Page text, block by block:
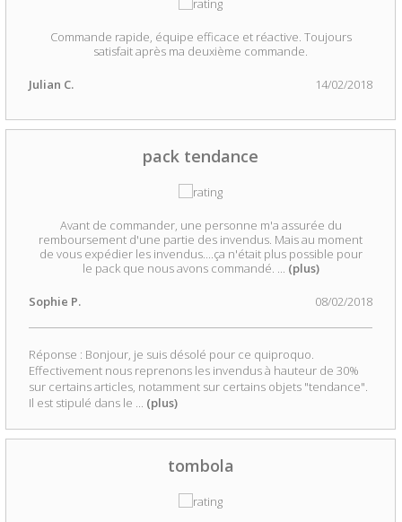
Commande rapide, équipe efficace et réactive. Toujours
satisfait après ma deuxième commande.
Julian C. 14/02/2018
pack tendance
Avant de commander, une personne m'a assurée du
remboursement d'une partie des invendus. Mais au moment
de vous expédier les invendus....ça n'était plus possible pour
le pack que nous avons commandé. ... (plus)
Sophie P. 08/02/2018
Réponse : Bonjour, je suis désolé pour ce quiproquo.
Effectivement nous reprenons les invendus à hauteur de 30%
sur certains articles, notamment sur certains objets "tendance".
Il est stipulé dans le ... (plus)
tombola